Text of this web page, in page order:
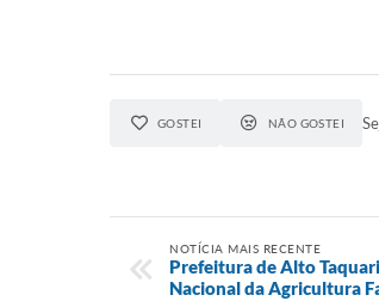
GOSTEI NÃO GOSTEI
NOTÍCIA MAIS RECENTE
Prefeitura de Alto
Nacional da Agricultura